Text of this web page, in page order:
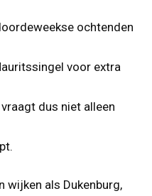
ochtenden
voor extra
dus niet alleen
wijken als Dukenburg,